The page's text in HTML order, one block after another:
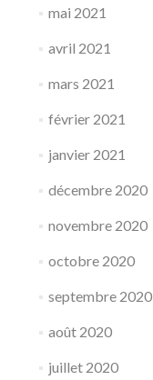
mai 2021
avril 2021
mars 2021
février 2021
janvier 2021
décembre 2020
novembre 2020
octobre 2020
septembre 2020
août 2020
juillet 2020